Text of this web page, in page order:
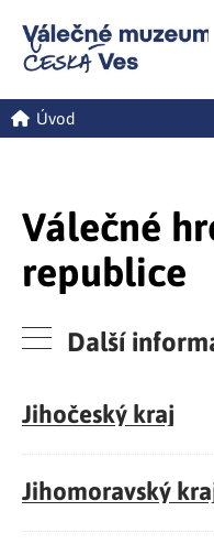
Úvod
Válečné
republice
Další
Jihočeský kraj
Jihomoravský